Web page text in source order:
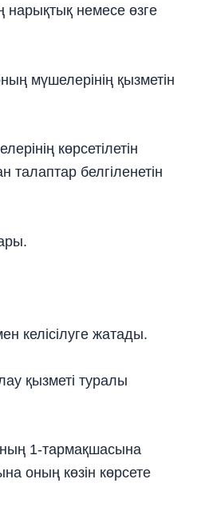
нарықтық немесе өзге
мүшелерінің қызметін
көрсетілетін
белгіленетін
келісілуге жатады.
қызметі туралы
1-тармақшасына
оның көзін көрсете